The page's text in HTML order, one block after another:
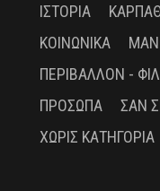
ΙΣΤΟΡΊΑ
ΚΟΙΝΩΝΙΚΆ
ΠΕΡΙΒΆΛΛΟΝ -
ΠΡΌΣΩΠΑ
ΣΑΝ
ΧΩΡΊΣ ΚΑΤΗΓΟΡΊΑ